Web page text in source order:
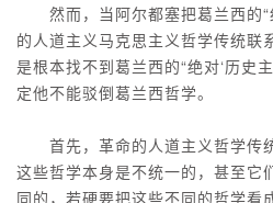
然而，当阿尔都塞把葛兰西的“
的人道主义马克思主义哲学传统联
是根本找不到葛兰西的“绝对‘历史
定他不能驳倒葛兰西哲学。
首先，革命的人道主义哲学传统
这些哲学本身是不统一的，甚至它
同的，若硬要把这些不同的哲学看